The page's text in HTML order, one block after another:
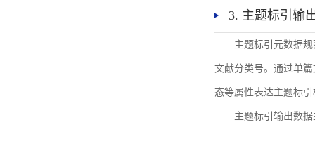
3. 主题标引输
主题标引元数据
文献分类号。通过单
态等属性表达主题标
主题标引输出数